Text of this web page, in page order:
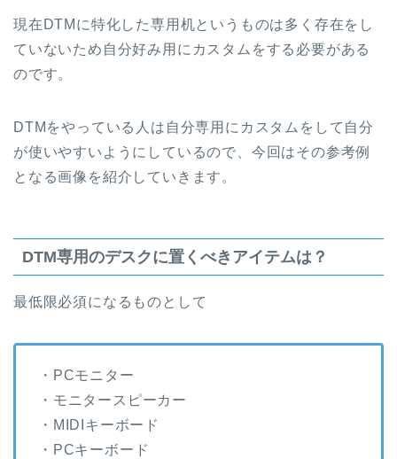
現在DTMに特化した専用机というものは多く存在をし
ていないため自分好み用にカスタムをする必要がある
のです。
DTMをやっている人は自分専用にカスタムをして自分
が使いやすいようにしているので、今回はその参考例
となる画像を紹介していきます。
DTM専用のデスクに置くべきアイテムは？
最低限必須になるものとして
・PCモニター
・モニタースピーカー
・MIDIキーボード
・PCキーボード